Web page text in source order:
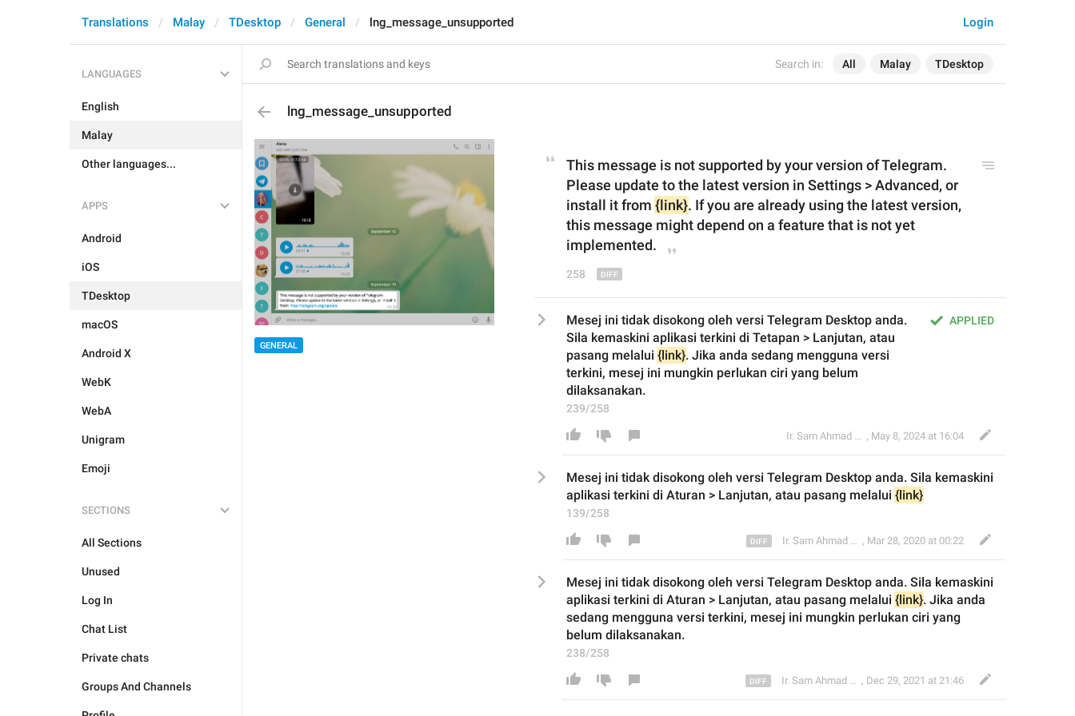
Search in: All Malay TDesktop
Login
Translations Malay TDesktop General lng_message_unsupported
LANGUAGES
English
Malay
Other languages...
APPS
Android
iOS
TDesktop
macOS
Android X
WebK
WebA
Unigram
Emoji
SECTIONS
All Sections
Unused
Log In
Chat List
Private chats
Groups And Channels
lng_message_unsupported
GENERAL
This message is not supported by your version of Telegram.
Please update to the latest version in Settings > Advanced, or
install it from {link}. If you are already using the latest version,
this message might depend on a feature that is not yet
implemented.
258
APPLIED
Mesej ini tidak disokong oleh versi Telegram Desktop anda.
Sila kemaskini aplikasi terkini di Tetapan > Lanjutan, atau
pasang melalui {link}. Jika anda sedang mengguna versi
terkini, mesej ini mungkin perlukan ciri yang belum
dilaksanakan.
239/258
Ir. Sam Ahmad c74A , May 8, 2024 at 16:04
Mesej ini tidak disokong oleh versi Telegram Desktop anda. Sila kemaskini
aplikasi terkini di Aturan > Lanjutan, atau pasang melalui {link}
139/258
Ir. Sam Ahmad c74A , Mar 28, 2020 at 00:22
Mesej ini tidak disokong oleh versi Telegram Desktop anda. Sila kemaskini
aplikasi terkini di Aturan > Lanjutan, atau pasang melalui {link}. Jika anda
sedang mengguna versi terkini, mesej ini mungkin perlukan ciri yang
belum dilaksanakan.
238/258
Ir. Sam Ahmad c74A , Dec 29, 2021 at 21:46